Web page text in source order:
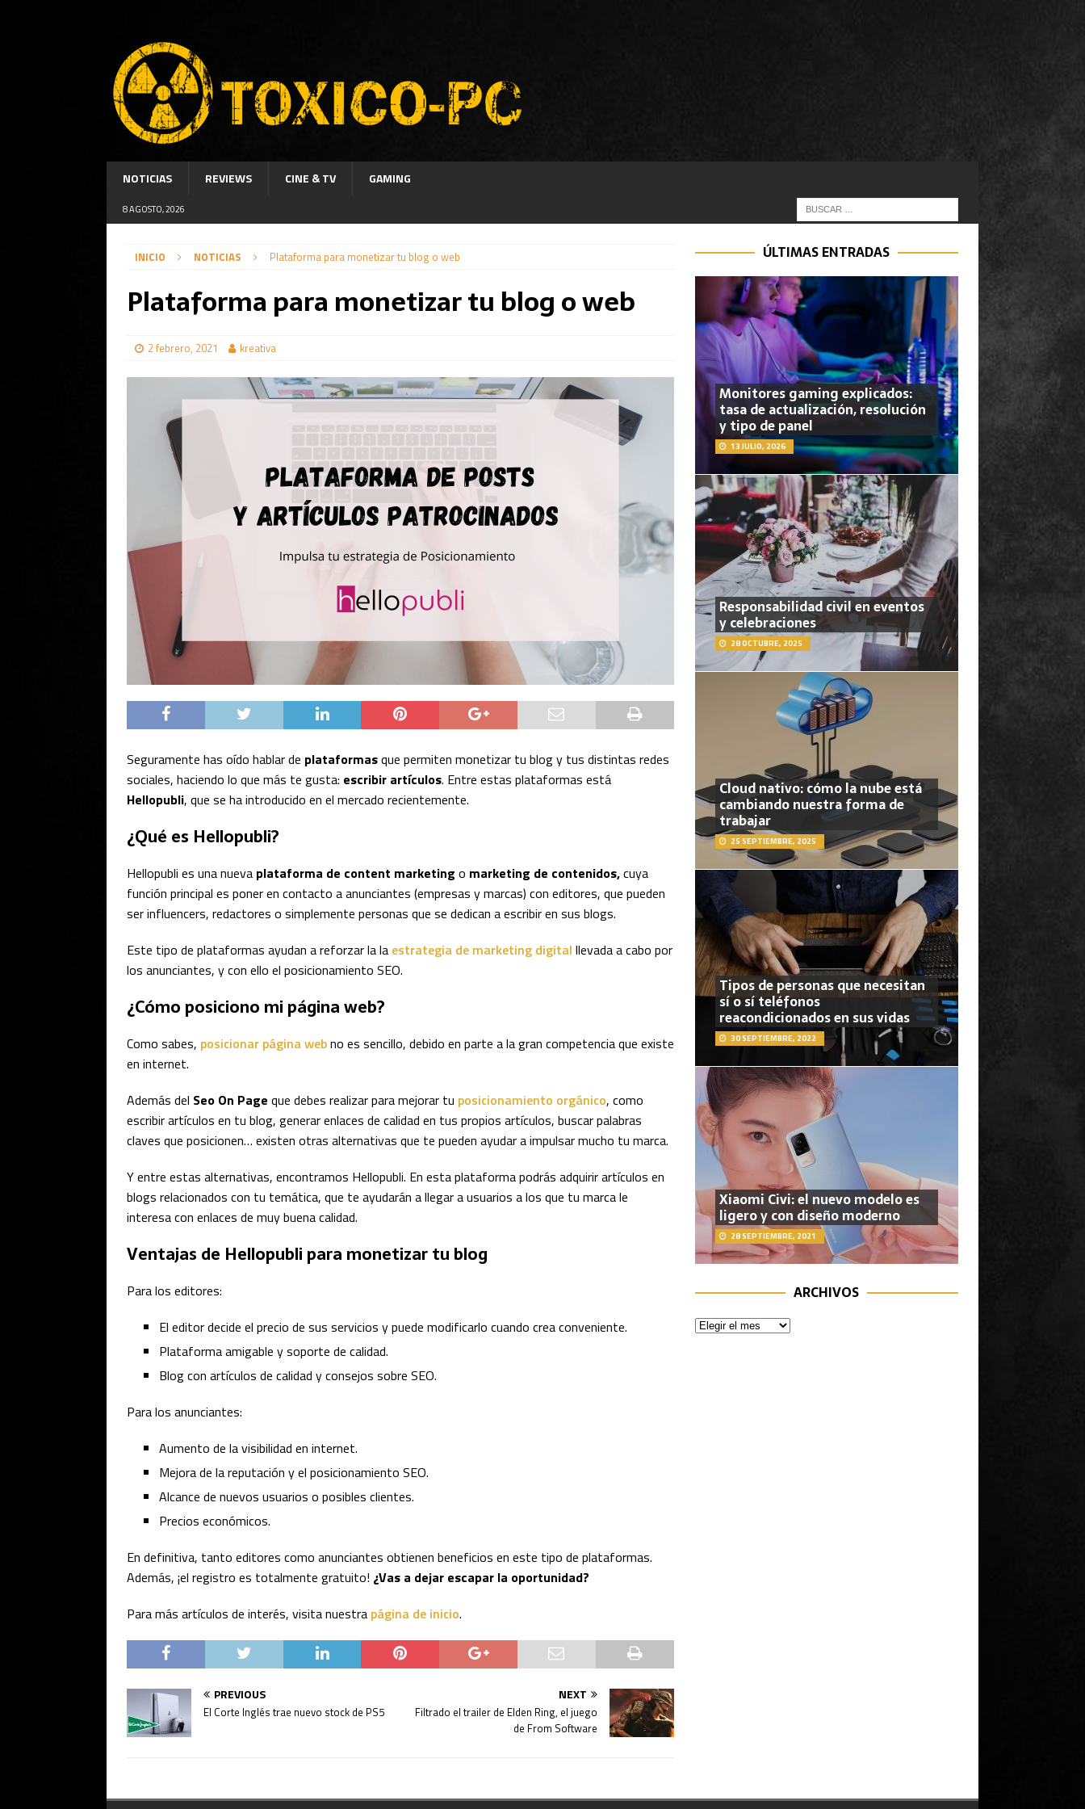
NOTICIAS REVIEWS CINE & TV GAMING
8 AGOSTO, 2026
INICIO NOTICIAS Plataforma para monetizar tu blog o web
Plataforma para monetizar tu blog o web
2 febrero, 2021 kreativa
Seguramente has oído hablar de plataformasque permiten monetizar tu blog y tus distintas redes
sociales, haciendo lo que más te gusta: escribir artículos. Entre estas plataformas está
Hellopubli, que se ha introducido en el mercado recientemente.
¿Qué es Hellopubli?
Hellopubli es una nueva plataforma de content marketing o marketing de contenidos,cuya
función principal es poner en contacto a anunciantes (empresas y marcas) con editores, que pueden
ser influencers, redactores o simplemente personas que se dedican a escribir en sus blogs.
Este tipo de plataformas ayudan a reforzar la la estrategia de marketing digital llevada a cabo por
los anunciantes, y con ello el posicionamiento SEO.
¿Cómo posiciono mi página web?
Como sabes, posicionar página webno es sencillo, debido en parte a la gran competencia que existe
en internet.
Además del Seo On Page que debes realizar para mejorar tu posicionamiento orgánico, como
escribir artículos en tu blog, generar enlaces de calidad en tus propios artículos, buscar palabras
claves que posicionen… existen otras alternativas que te pueden ayudar a impulsar mucho tu marca.
Y entre estas alternativas, encontramos Hellopubli. En esta plataforma podrás adquirir artículos en
blogs relacionados con tu temática, que te ayudarán a llegar a usuarios a los que tu marca le
interesa con enlaces de muy buena calidad.
Ventajas de Hellopubli para monetizar tu blog
Para los editores:
El editor decide el precio de sus servicios y puede modificarlo cuando crea conveniente.
Plataforma amigable y soporte de calidad.
Blog con artículos de calidad y consejos sobre SEO.
Para los anunciantes:
Aumento de la visibilidad en internet.
Mejora de la reputación y el posicionamiento SEO.
Alcance de nuevos usuarios o posibles clientes.
Precios económicos.
En definitiva, tanto editores como anunciantes obtienen beneficios en este tipo de plataformas.
Además, ¡el registro es totalmente gratuito! ¿Vas a dejar escapar la oportunidad?
Para más artículos de interés, visita nuestra página de inicio.
PREVIOUS
El Corte Inglés trae nuevo stock de PS5
NEXT
Filtrado el trailer de Elden Ring, el juego
de From Software
ÚLTIMAS ENTRADAS
Monitores gaming explicados:
tasa de actualización, resolución
y tipo de panel
13 JULIO, 2026
Responsabilidad civil en eventos
y celebraciones
28 OCTUBRE, 2025
Cloud nativo: cómo la nube está
cambiando nuestra forma de
trabajar
25 SEPTIEMBRE, 2025
Tipos de personas que necesitan
sí o sí teléfonos
reacondicionados en sus vidas
30 SEPTIEMBRE, 2022
Xiaomi Civi: el nuevo modelo es
ligero y con diseño moderno
28 SEPTIEMBRE, 2021
ARCHIVOS